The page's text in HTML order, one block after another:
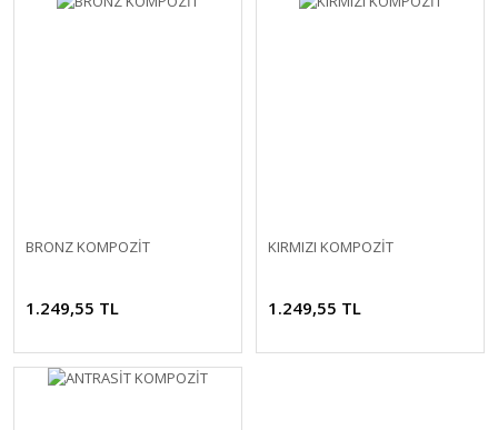
BRONZ KOMPOZİT
1.249,55 TL
KIRMIZI KOMPOZİT
1.249,55 TL